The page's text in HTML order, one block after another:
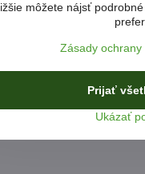
môžete nájsť
Zásady
Ukázať
Prijať